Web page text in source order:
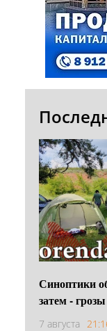
Синоптики
затем -
7 августа